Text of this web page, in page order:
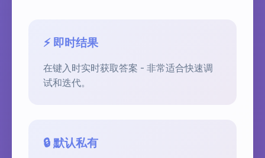
⚡ 即时结果
在键入时实时获取答案 - 非常适合快速调
试和迭代。
🔒 默认私有